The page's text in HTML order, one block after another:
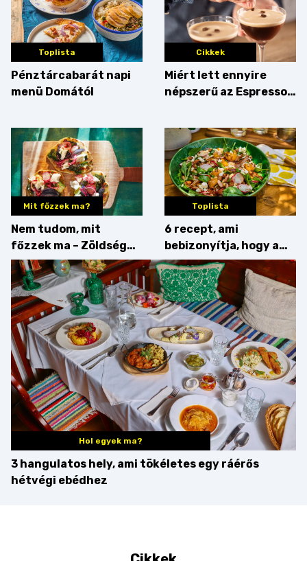
Toplista
Pénztárcabarát napi
menü Domától
Cikkek
Miért lett ennyire
népszerű az Espresso
érdemes enni mellé?
Mit főzzek ma?
Nem tudom, mit
főzzek ma – Zöldség
minden mennyiségben
Toplista
6 recept, ami
bebizonyítja, hogy a
barack húsok mellé is
zseniális
Hol egyek ma?
3 hangulatos hely, ami tökéletes egy ráérős
hétvégi ebédhez